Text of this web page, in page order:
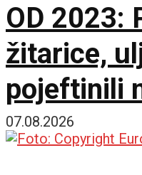
OD 2023:
žitarice,
pojeftinili
proizvodi
07.08.2026